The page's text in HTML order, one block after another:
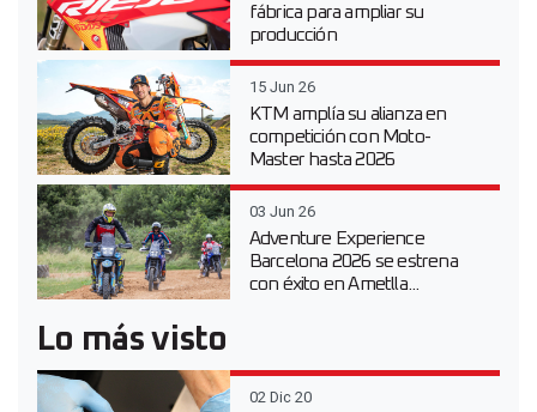
fábrica para ampliar su
producción
15 Jun 26
KTM amplía su alianza en
competición con Moto-
Master hasta 2026
03 Jun 26
Adventure Experience
Barcelona 2026 se estrena
con éxito en Ametlla...
Lo más visto
02 Dic 20